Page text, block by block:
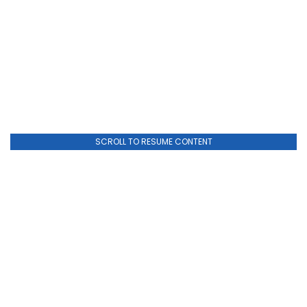
SCROLL TO RESUME CONTENT